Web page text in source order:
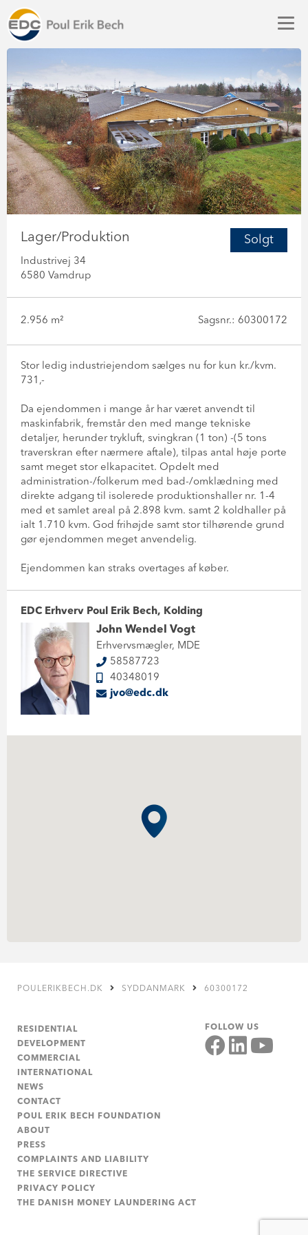
Solgt
Lager/Produktion
Industrivej 34
6580 Vamdrup
2.956 m² Sagsnr.: 60300172
Stor ledig industriejendom sælges nu for kun kr./kvm.
731,-
Da ejendommen i mange år har været anvendt til
maskinfabrik, fremstår den med mange tekniske
detaljer, herunder trykluft, svingkran (1 ton) -(5 tons
traverskran efter nærmere aftale), tilpas antal høje porte
samt meget stor elkapacitet. Opdelt med
administration-/folkerum med bad-/omklædning med
direkte adgang til isolerede produktionshaller nr. 1-4
med et samlet areal på 2.898 kvm. samt 2 koldhaller på
ialt 1.710 kvm. God frihøjde samt stor tilhørende grund
gør ejendommen meget anvendelig.
Ejendommen kan straks overtages af køber.
EDC Erhverv Poul Erik Bech, Kolding
John Wendel Vogt
Erhvervsmægler, MDE
58587723
40348019
jvo@edc.dk
POULERIKBECH.DK SYDDANMARK 60300172
RESIDENTIAL
DEVELOPMENT
COMMERCIAL
INTERNATIONAL
NEWS
CONTACT
POUL ERIK BECH FOUNDATION
ABOUT
PRESS
COMPLAINTS AND LIABILITY
THE SERVICE DIRECTIVE
PRIVACY POLICY
THE DANISH MONEY LAUNDERING ACT
FOLLOW US